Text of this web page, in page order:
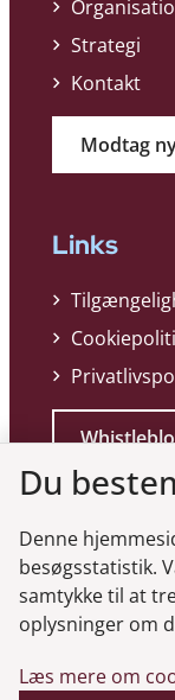
Strategi
Kontakt
Modtag
Links
Genveje
Gå til
Du
Denne
besøgsstatistik.
samtykke til at
oplysninger om
Læs mere om